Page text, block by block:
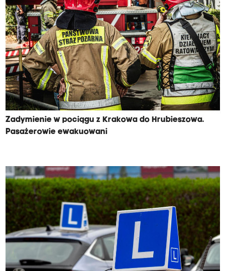
Zadymienie w pociągu z Krakowa do Hrubieszowa.
Pasażerowie ewakuowani